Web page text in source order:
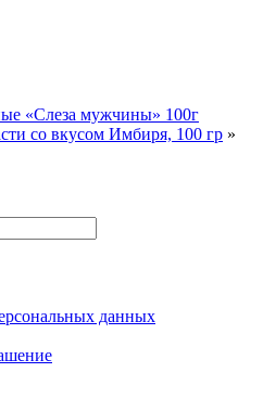
«Слеза мужчины» 100г
со вкусом Имбиря, 100 гр »
данных